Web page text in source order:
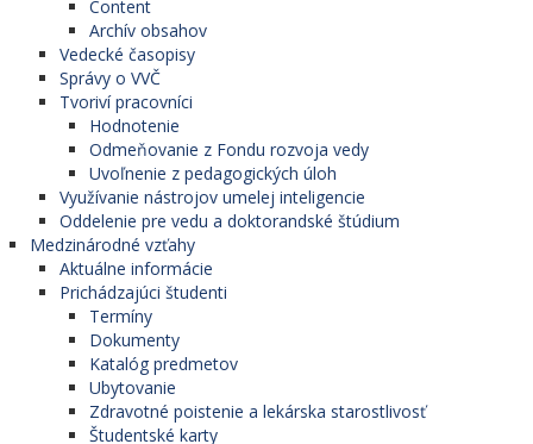
Content
Archív obsahov
Vedecké časopisy
Správy o VVČ
Tvoriví pracovníci
Hodnotenie
Odmeňovanie z Fondu rozvoja vedy
Uvoľnenie z pedagogických úloh
Využívanie nástrojov umelej inteligencie
Oddelenie pre vedu a doktorandské štúdium
Medzinárodné vzťahy
Aktuálne informácie
Prichádzajúci študenti
Termíny
Dokumenty
Katalóg predmetov
Ubytovanie
Zdravotné poistenie a lekárska starostlivosť
Študentské karty